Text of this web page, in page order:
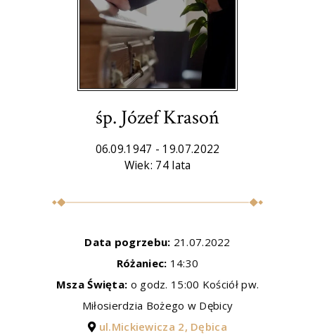
KONTAKT
śp. Józef Krasoń
06.09.1947 - 19.07.2022
Wiek: 74 lata
Data pogrzebu: 21.07.2022
Różaniec: 14:30
Msza Święta: o godz. 15:00 Kościół pw.
Miłosierdzia Bożego w Dębicy
ul.Mickiewicza 2, Dębica